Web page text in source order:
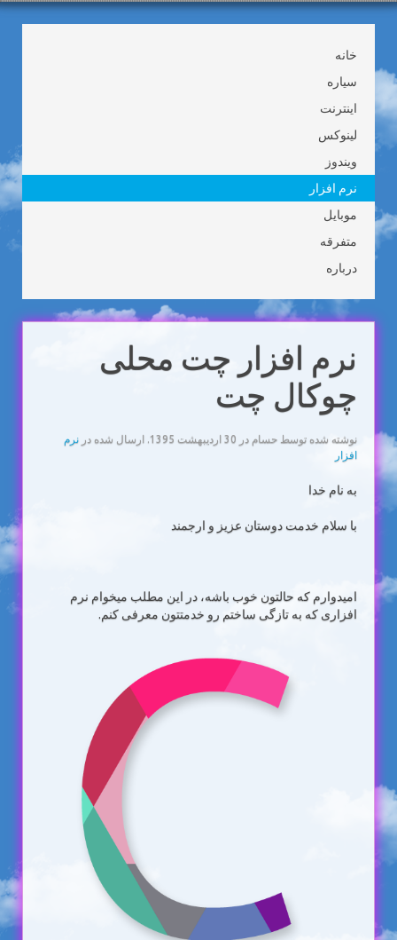
خانه
سیاره
اینترنت
لینوکس
ویندوز
نرم افزار
موبایل
متفرقه
درباره
نرم افزار چت محلی
چوکال چت
نوشته شده توسط حسام در 30 ارديبهشت 1395 . ارسال شده در نرم
افزار
به نام خدا
با سلام خدمت دوستان عزیز و ارجمند
امیدوارم که حالتون خوب باشه، در این مطلب میخوام نرم
افزاری که به تازگی ساختم رو خدمتتون معرفی کنم.